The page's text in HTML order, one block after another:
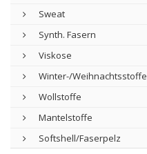
Sweat
Synth. Fasern
Viskose
Winter-/Weihnachtsstoffe
Wollstoffe
Mantelstoffe
Softshell/Faserpelz